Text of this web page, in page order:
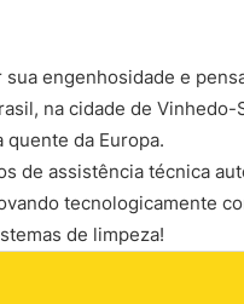
engenhosidade e
na cidade de
quente da Europa.
de assistência técnica
tecnologicamente
de limpeza!